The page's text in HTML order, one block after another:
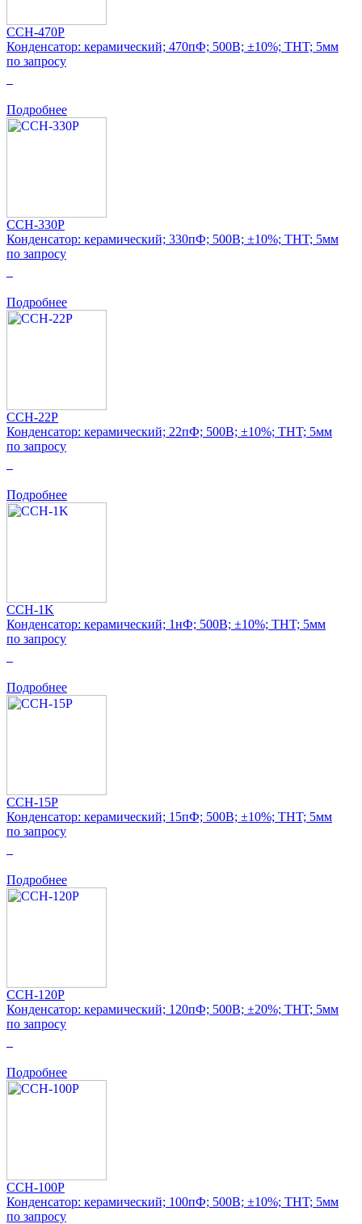
CCH-470P
Конденсатор: керамический; 470пФ; 500В; ±10%; THT; 5мм
по запросу
Подробнее
CCH-330P
Конденсатор: керамический; 330пФ; 500В; ±10%; THT; 5мм
по запросу
Подробнее
CCH-22P
Конденсатор: керамический; 22пФ; 500В; ±10%; THT; 5мм
по запросу
Подробнее
CCH-1K
Конденсатор: керамический; 1нФ; 500В; ±10%; THT; 5мм
по запросу
Подробнее
CCH-15P
Конденсатор: керамический; 15пФ; 500В; ±10%; THT; 5мм
по запросу
Подробнее
CCH-120P
Конденсатор: керамический; 120пФ; 500В; ±20%; THT; 5мм
по запросу
Подробнее
CCH-100P
Конденсатор: керамический; 100пФ; 500В; ±10%; THT; 5мм
по запросу